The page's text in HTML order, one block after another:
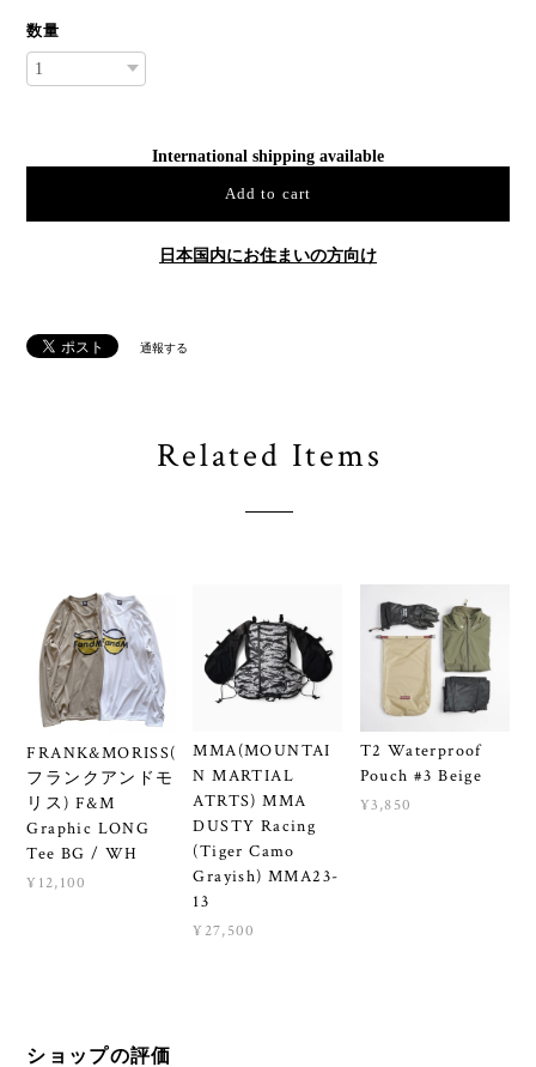
数量
International shipping available
Add to cart
日本国内にお住まいの方向け
通報する
Related Items
FRANK&MORISS(
フランクアンドモ
リス) F&M
Graphic LONG
Tee BG / WH
¥12,100
MMA(MOUNTAI
N MARTIAL
ATRTS) MMA
DUSTY Racing
(Tiger Camo
Grayish) MMA23-
13
¥27,500
T2 Waterproof
Pouch #3 Beige
¥3,850
ショップの評価